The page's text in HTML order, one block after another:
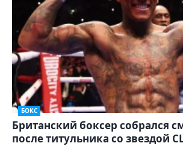
БОКС
Британский боксер собрался
после титульника со звездой